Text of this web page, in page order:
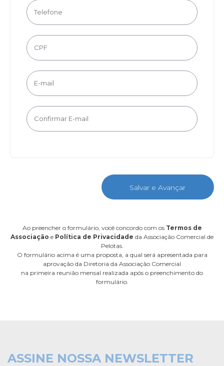
Salvar e Avançar
Ao preencher o formulário, você concordo com os Termos de
Associação e Política de Privacidade da Associação Comercial de
Pelotas.
O formulário acima é uma proposta, a qual será apresentada para
aprovação da Diretoria da Associação Comercial
na primeira reunião mensal realizada após o preenchimento do
formulário.
ASSINE NOSSA NEWSLETTER